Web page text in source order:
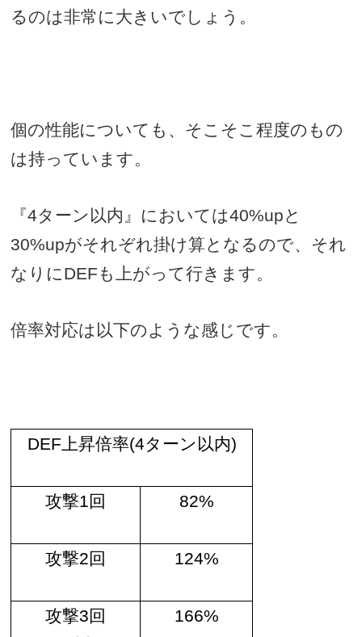
るのは非常に大きいでしょう。
個の性能についても、そこそこ程度のもの
は持っています。
『4ターン以内』においては40%upと
30%upがそれぞれ掛け算となるので、それ
なりに DEF も上がって行きます。
倍率対応は以下のような感じです。
DEF 上昇倍率(4ターン以内)
攻撃1回 82%
攻撃2回 124%
攻撃3回
166%